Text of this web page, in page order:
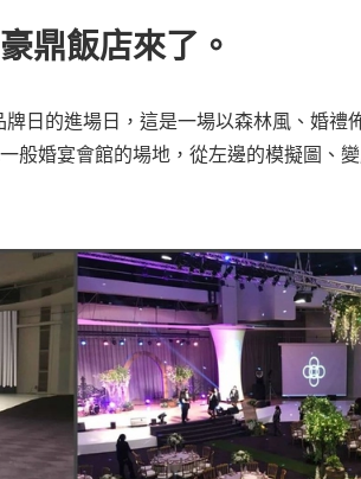
鼎飯店來了。
日的進場日，這是一場以森林風、婚禮
般婚宴會館的場地，從左邊的模擬圖、